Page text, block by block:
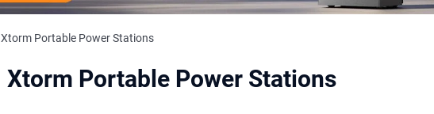
Xtorm Portable Power Stations
Xtorm Portable Power Stations